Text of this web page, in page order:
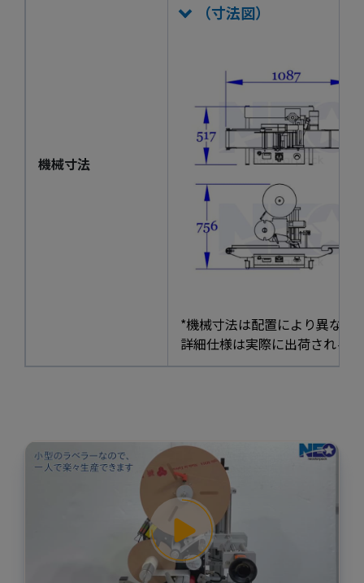
機械寸法
（寸法図）
*機械寸法は配置により異なる
詳細仕様は実際に出荷される